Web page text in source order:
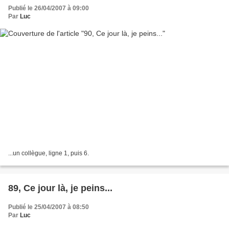
Publié le 26/04/2007 à 09:00
Par Luc
...un collègue, ligne 1, puis 6.
89, Ce jour là, je peins...
Publié le 25/04/2007 à 08:50
Par Luc